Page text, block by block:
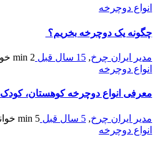
انواع دوچرخه
چگونه یک دوچرخه بخریم؟
مدیر ایران چرخ, 15 سال قبل 2 min
انواع دوچرخه
معرفی انواع دوچرخه کوهستان،
مدیر ایران چرخ, 5 سال قبل 5 min
انواع دوچرخه